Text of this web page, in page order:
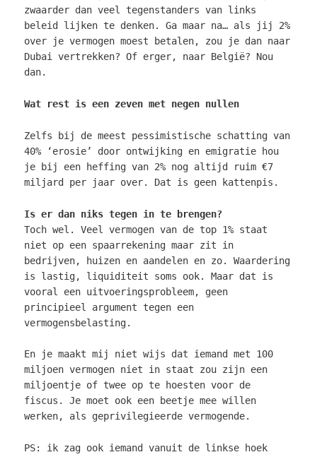
zwaarder dan veel tegenstanders van links
beleid lijken te denken. Ga maar na… als jij 2%
over je vermogen moest betalen, zou je dan naar
Dubai vertrekken? Of erger, naar België? Nou
dan.
Wat rest is een zeven met negen nullen
Zelfs bij de meest pessimistische schatting van
40% ‘erosie’ door ontwijking en emigratie hou
je bij een heffing van 2% nog altijd ruim €7
miljard per jaar over. Dat is geen kattenpis.
Is er dan niks tegen in te brengen?
Toch wel. Veel vermogen van de top 1% staat
niet op een spaarrekening maar zit in
bedrijven, huizen en aandelen en zo. Waardering
is lastig, liquiditeit soms ook. Maar dat is
vooral een uitvoeringsprobleem, geen
principieel argument tegen een
vermogensbelasting.
En je maakt mij niet wijs dat iemand met 100
miljoen vermogen niet in staat zou zijn een
miljoentje of twee op te hoesten voor de
fiscus. Je moet ook een beetje mee willen
werken, als geprivilegieerde vermogende.
PS: ik zag ook iemand vanuit de linkse hoek